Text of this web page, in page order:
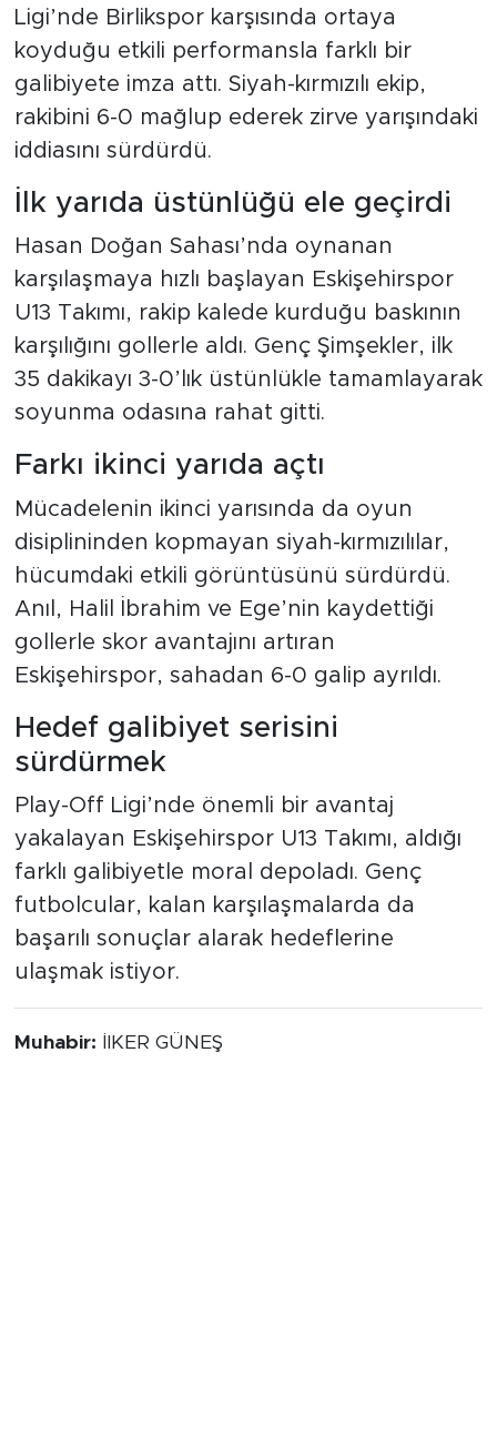
Ligi’nde Birlikspor karşısında ortaya
koyduğu etkili performansla farklı bir
galibiyete imza attı. Siyah-kırmızılı ekip,
rakibini 6-0 mağlup ederek zirve yarışındaki
iddiasını sürdürdü.
İlk yarıda üstünlüğü ele geçirdi
Hasan Doğan Sahası’nda oynanan
karşılaşmaya hızlı başlayan Eskişehirspor
U13 Takımı, rakip kalede kurduğu baskının
karşılığını gollerle aldı. Genç Şimşekler, ilk
35 dakikayı 3-0’lık üstünlükle tamamlayarak
soyunma odasına rahat gitti.
Farkı ikinci yarıda açtı
Mücadelenin ikinci yarısında da oyun
disiplininden kopmayan siyah-kırmızılılar,
hücumdaki etkili görüntüsünü sürdürdü.
Anıl, Halil İbrahim ve Ege’nin kaydettiği
gollerle skor avantajını artıran
Eskişehirspor, sahadan 6-0 galip ayrıldı.
Hedef galibiyet serisini
sürdürmek
Play-Off Ligi’nde önemli bir avantaj
yakalayan Eskişehirspor U13 Takımı, aldığı
farklı galibiyetle moral depoladı. Genç
futbolcular, kalan karşılaşmalarda da
başarılı sonuçlar alarak hedeflerine
ulaşmak istiyor.
Muhabir: İlKER GÜNEŞ